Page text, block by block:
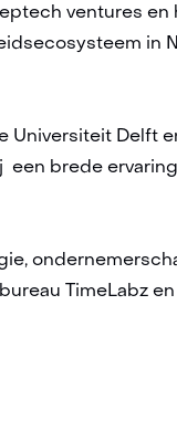
ventures en
in
Universiteit Delft
brede
TimeLabz